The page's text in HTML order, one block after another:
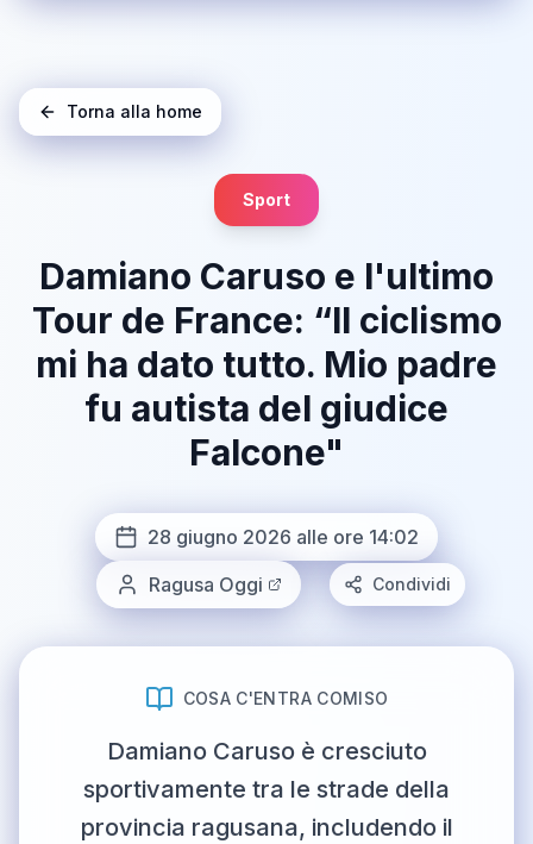
Torna alla home
Sport
Damiano Caruso e l'ultimo
Tour de France: “Il ciclismo
mi ha dato tutto. Mio padre
fu autista del giudice
Falcone"
28 giugno 2026 alle ore 14:02
Ragusa Oggi
Condividi
COSA C'ENTRA COMISO
Damiano Caruso è cresciuto
sportivamente tra le strade della
provincia ragusana, includendo il